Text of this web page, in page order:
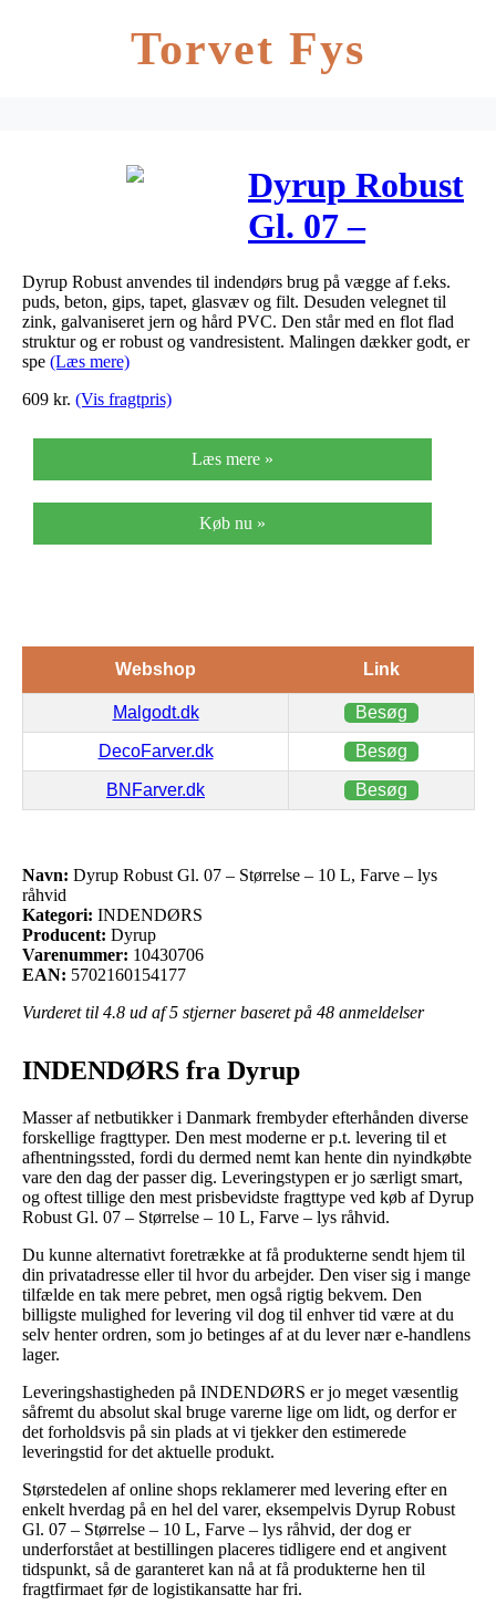
Torvet Fys
Dyrup Robust
Gl. 07 –
Størrelse – 10
L, Farve – lys
råhvid
Dyrup Robust anvendes til indendørs brug på vægge af f.eks.
puds, beton, gips, tapet, glasvæv og filt. Desuden velegnet til
zink, galvaniseret jern og hård PVC. Den står med en flot flad
struktur og er robust og vandresistent. Malingen dækker godt, er
spe (Læs mere)
609 kr. (Vis fragtpris)
Læs mere »
Køb nu »
Webshop Link
Malgodt.dk Besøg
DecoFarver.dk Besøg
BNFarver.dk Besøg
Navn: Dyrup Robust Gl. 07 – Størrelse – 10 L, Farve – lys
råhvid
Kategori: INDENDØRS
Producent: Dyrup
Varenummer: 10430706
EAN: 5702160154177
Vurderet til 4.8 ud af 5 stjerner baseret på 48 anmeldelser
INDENDØRS fra Dyrup
Masser af netbutikker i Danmark frembyder efterhånden diverse
forskellige fragttyper. Den mest moderne er p.t. levering til et
afhentningssted, fordi du dermed nemt kan hente din nyindkøbte
vare den dag der passer dig. Leveringstypen er jo særligt smart,
og oftest tillige den mest prisbevidste fragttype ved køb af Dyrup
Robust Gl. 07 – Størrelse – 10 L, Farve – lys råhvid.
Du kunne alternativt foretrække at få produkterne sendt hjem til
din privatadresse eller til hvor du arbejder. Den viser sig i mange
tilfælde en tak mere pebret, men også rigtig bekvem. Den
billigste mulighed for levering vil dog til enhver tid være at du
selv henter ordren, som jo betinges af at du lever nær e-handlens
lager.
Leveringshastigheden på INDENDØRS er jo meget væsentlig
såfremt du absolut skal bruge varerne lige om lidt, og derfor er
det forholdsvis på sin plads at vi tjekker den estimerede
leveringstid for det aktuelle produkt.
Størstedelen af online shops reklamerer med levering efter en
enkelt hverdag på en hel del varer, eksempelvis Dyrup Robust
Gl. 07 – Størrelse – 10 L, Farve – lys råhvid, der dog er
underforstået at bestillingen placeres tidligere end et angivent
tidspunkt, så de garanteret kan nå at få produkterne hen til
fragtfirmaet før de logistikansatte har fri.